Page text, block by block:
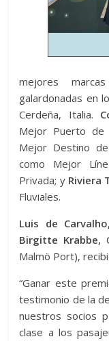
mejores
galardonadas en
Cerdeña, Italia.
Mejor Puerto de
Mejor Destino
como Mejor
Privada; yRiviera
Fluviales.
Luis de Carvalho,
Birgitte Krabbe,
Malmö Port),
“Ganar este
testimonio de la
nuestros socios
clase a los